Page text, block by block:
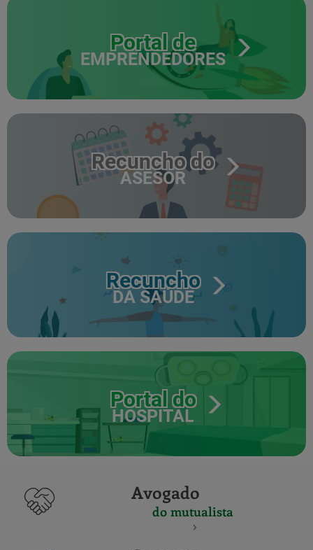
Portal de
EMPRENDEDORES
Recuncho do
ASESOR
Recuncho
DA SAÚDE
Portal do
HOSPITAL
Avogado
do mutualista